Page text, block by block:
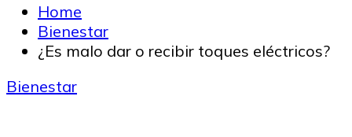
Home
Bienestar
¿Es malo dar o recibir toques eléctricos?
Bienestar